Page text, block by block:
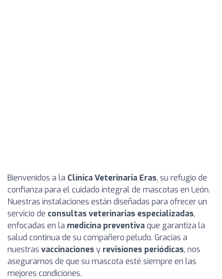
Bienvenidos a la Clínica Veterinaria Eras, su refugio de
confianza para el cuidado integral de mascotas en León.
Nuestras instalaciones están diseñadas para ofrecer un
servicio de consultas veterinarias especializadas,
enfocadas en la medicina preventivaque garantiza la
salud continua de su compañero peludo. Gracias a
nuestras vaccinaciones y revisiones periódicas, nos
aseguramos de que su mascota esté siempre en las
mejores condiciones.